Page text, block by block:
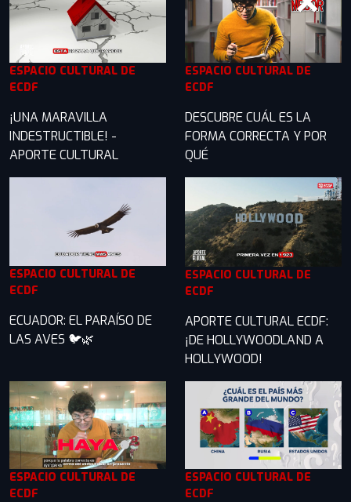
ESPACIO CULTURAL DE
ECDF
¡UNA MARAVILLA
INDESTRUCTIBLE! -
APORTE CULTURAL
ESPACIO CULTURAL DE
ECDF
DESCUBRE CUÁL ES LA
FORMA CORRECTA Y POR
QUÉ
ESPACIO CULTURAL DE
ECDF
ECUADOR: EL PARAÍSO DE
LAS AVES 🐦🌿
ESPACIO CULTURAL DE
ECDF
APORTE CULTURAL ECDF:
¡DE HOLLYWOODLAND A
HOLLYWOOD!
ESPACIO CULTURAL DE
ECDF
ESPACIO CULTURAL DE
ECDF